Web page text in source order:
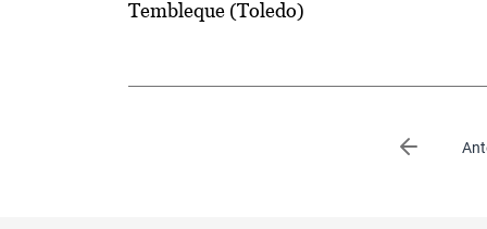
Tembleque (Toledo)
Página